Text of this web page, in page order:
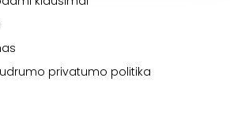
privatumo politika